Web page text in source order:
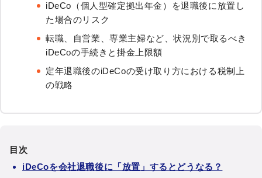
iDeCo（個人型確定拠出年金）を退職後に放置し
た場合のリスク
転職、自営業、専業主婦など、状況別で取るべき
iDeCoの手続きと掛金上限額
定年退職後のiDeCoの受け取り方における税制上
の戦略
目次
iDeCoを会社退職後に「放置」するとどうなる？